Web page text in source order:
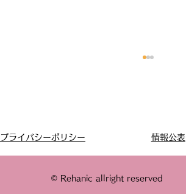
プライバシーポリシー 情報公表
© Rehanic allright reserved